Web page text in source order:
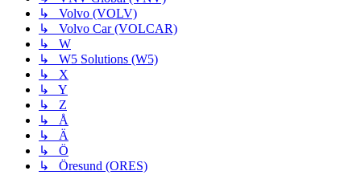
↳ Volvo (VOLV)
↳ Volvo Car (VOLCAR)
↳ W
↳ W5 Solutions (W5)
↳ X
↳ Y
↳ Z
↳ Å
↳ Ä
↳ Ö
↳ Öresund (ORES)